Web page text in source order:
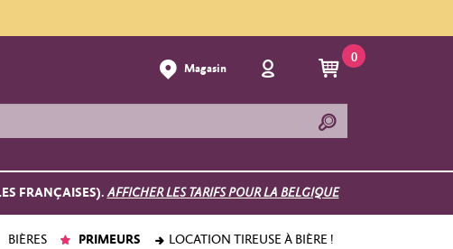
Magasin
0
FRANÇAISES).AFFICHER LES TARIFS POUR LA BELGIQUE
BIÈRES PRIMEURS LOCATION TIREUSE À BIÈRE !